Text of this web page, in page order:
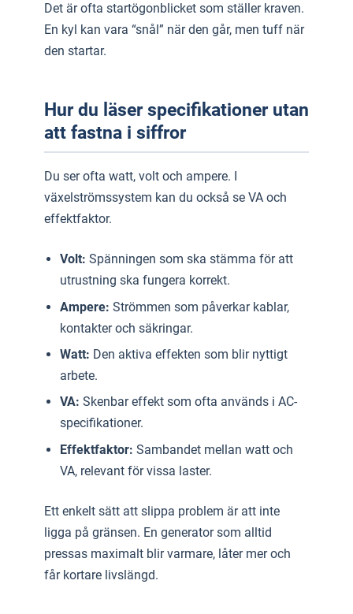
Det är ofta startögonblicket som ställer kraven.
En kyl kan vara “snål” när den går, men tuff när
den startar.
Hur du läser specifikationer utan
att fastna i siffror
Du ser ofta watt, volt och ampere. I
växelströmssystem kan du också se VA och
effektfaktor.
Volt: Spänningen som ska stämma för att
utrustning ska fungera korrekt.
Ampere: Strömmen som påverkar kablar,
kontakter och säkringar.
Watt: Den aktiva effekten som blir nyttigt
arbete.
VA: Skenbar effekt som ofta används i AC-
specifikationer.
Effektfaktor: Sambandet mellan watt och
VA, relevant för vissa laster.
Ett enkelt sätt att slippa problem är att inte
ligga på gränsen. En generator som alltid
pressas maximalt blir varmare, låter mer och
får kortare livslängd.